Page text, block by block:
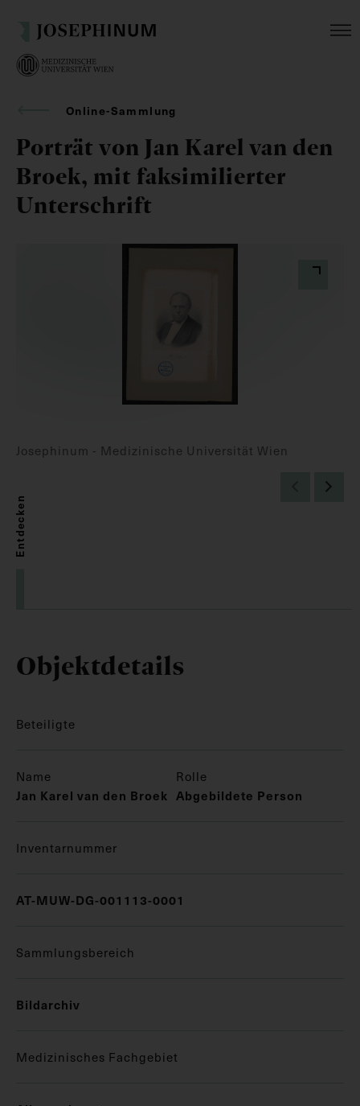
Online-Sammlung
Porträt von Jan Karel van den
Broek, mit faksimilierter
Unterschrift
Josephinum - Medizinische Universität Wien
Entdecken
Objektdetails
Beteiligte
Name Rolle
Jan Karel van den Broek Abgebildete Person
Inventarnummer
AT-MUW-DG-001113-0001
Sammlungsbereich
Bildarchiv
Medizinisches Fachgebiet